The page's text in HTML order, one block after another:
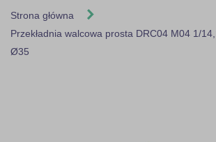
Strona główna
Przekładnia walcowa prosta DRC04 M04 1/
Ø35